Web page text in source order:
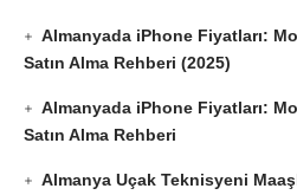
Almanyada iPhone Fiyatları:
Satın Alma Rehberi (2025)
Almanyada iPhone Fiyatları:
Satın Alma Rehberi
Almanya Uçak Teknisyeni